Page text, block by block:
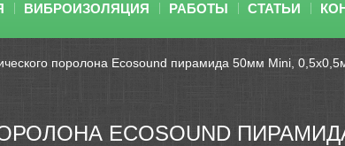
ВИБРОИЗОЛЯЦИЯ РАБОТЫ СТАТЬИ
поролона Ecosound пирамида 50мм Mini,
ECOSOUND